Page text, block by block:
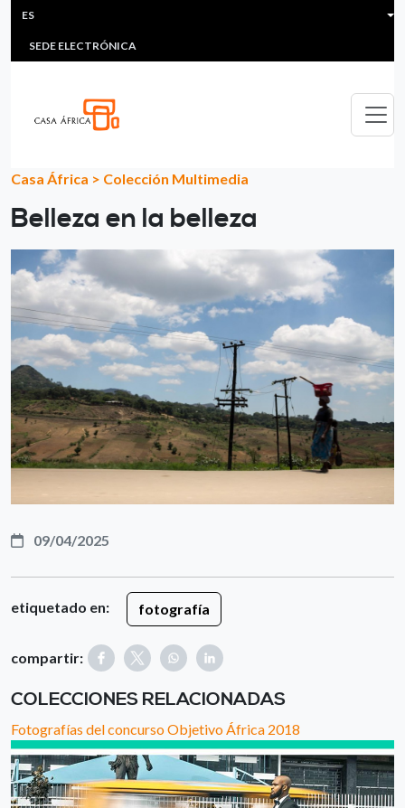
Pasar al contenido principal
HEADER MENU
MULTIMEDIA
SEDE ELECTRÓNICA
ES
Casa África > Colección Multimedia
Belleza en la belleza
09/04/2025
etiquetado en: fotografía
compartir:
COLECCIONES RELACIONADAS
Fotografías del concurso Objetivo África 2018